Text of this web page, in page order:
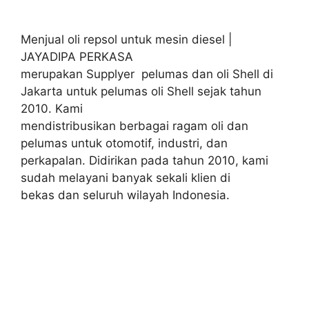
Menjual oli repsol untuk mesin diesel |
JAYADIPA PERKASA
merupakan Supplyer pelumas dan oli Shell di
Jakarta untuk pelumas oli Shell sejak tahun
2010. Kami
mendistribusikan berbagai ragam oli dan
pelumas untuk otomotif, industri, dan
perkapalan. Didirikan pada tahun 2010, kami
sudah melayani banyak sekali klien di
bekas dan seluruh wilayah Indonesia.